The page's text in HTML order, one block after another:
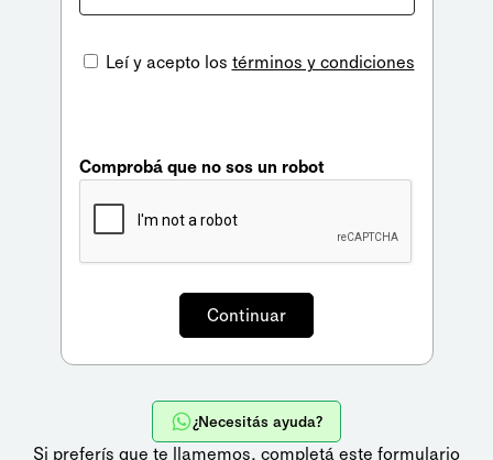
Leí y acepto los términos y condiciones
Comprobá que no sos un robot
¿Necesitás ayuda?
Si preferís que te llamemos, completá este formulario